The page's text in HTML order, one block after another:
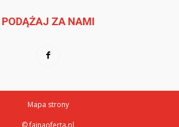
PODĄŻAJ ZA NAMI
Mapa strony
© fajnaoferta.pl